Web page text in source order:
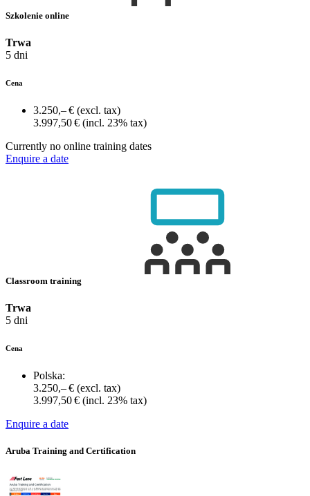
Szkolenie online
Trwa
5 dni
Cena
3.250,– € (excl. tax)
3.997,50 € (incl. 23% tax)
Currently no online training dates
Enquire a date
Classroom training
Trwa
5 dni
Cena
Polska:
3.250,– € (excl. tax)
3.997,50 € (incl. 23% tax)
Enquire a date
Aruba Training and Certification